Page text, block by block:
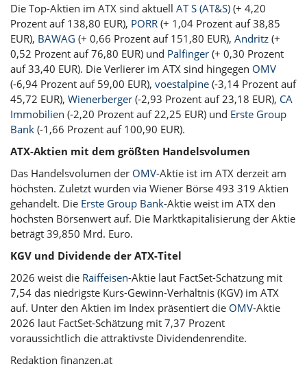
Die Top-Aktien im ATX sind aktuell AT S (AT&S) (+ 4,20
Prozent auf 138,80 EUR), PORR (+ 1,04 Prozent auf 38,85
EUR), BAWAG (+ 0,66 Prozent auf 151,80 EUR), Andritz (+
0,52 Prozent auf 76,80 EUR) und Palfinger (+ 0,30 Prozent
auf 33,40 EUR). Die Verlierer im ATX sind hingegen OMV
(-6,94 Prozent auf 59,00 EUR), voestalpine (-3,14 Prozent auf
45,72 EUR), Wienerberger (-2,93 Prozent auf 23,18 EUR), CA
Immobilien (-2,20 Prozent auf 22,25 EUR) und Erste Group
Bank (-1,66 Prozent auf 100,90 EUR).
ATX-Aktien mit dem größten Handelsvolumen
Das Handelsvolumen der OMV-Aktie ist im ATX derzeit am
höchsten. Zuletzt wurden via Wiener Börse 493 319 Aktien
gehandelt. Die Erste Group Bank-Aktie weist im ATX den
höchsten Börsenwert auf. Die Marktkapitalisierung der Aktie
beträgt 39,850 Mrd. Euro.
KGV und Dividende der ATX-Titel
2026 weist die Raiffeisen-Aktie laut FactSet-Schätzung mit
7,54 das niedrigste Kurs-Gewinn-Verhältnis (KGV) im ATX
auf. Unter den Aktien im Index präsentiert die OMV-Aktie
2026 laut FactSet-Schätzung mit 7,37 Prozent
voraussichtlich die attraktivste Dividendenrendite.
Redaktion finanzen.at